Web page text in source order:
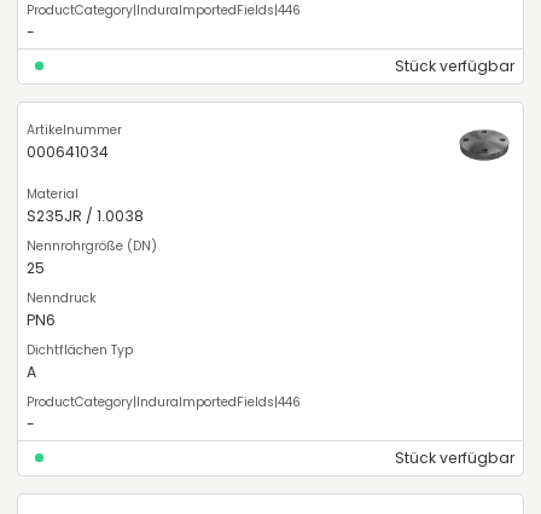
-
Stück verfügbar
000641034
S235JR / 1.0038
25
PN6
A
-
Stück verfügbar